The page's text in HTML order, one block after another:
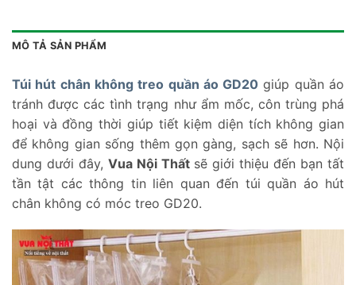
MÔ TẢ SẢN PHẨM
Túi hút chân không treo quần áo GD20 giúp quần áo
tránh được các tình trạng như ẩm mốc, côn trùng phá
hoại và đồng thời giúp tiết kiệm diện tích không gian
để không gian sống thêm gọn gàng, sạch sẽ hơn. Nội
dung dưới đây, Vua Nội Thấtsẽ giới thiệu đến bạn tất
tần tật các thông tin liên quan đến túi quần áo hút
chân không có móc treo GD20.